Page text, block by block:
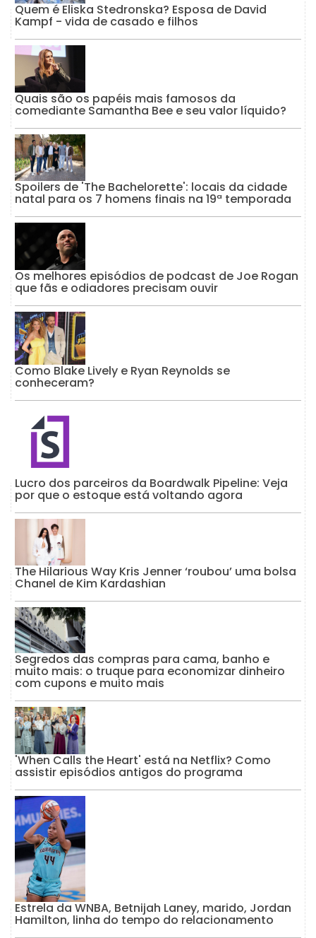
Quem é Eliska Stedronska? Esposa de David
Kampf - vida de casado e filhos
Quais são os papéis mais famosos da
comediante Samantha Bee e seu valor líquido?
Spoilers de 'The Bachelorette': locais da cidade
natal para os 7 homens finais na 19ª temporada
Os melhores episódios de podcast de Joe Rogan
que fãs e odiadores precisam ouvir
Como Blake Lively e Ryan Reynolds se
conheceram?
Lucro dos parceiros da Boardwalk Pipeline: Veja
por que o estoque está voltando agora
The Hilarious Way Kris Jenner ‘roubou’ uma bolsa
Chanel de Kim Kardashian
Segredos das compras para cama, banho e
muito mais: o truque para economizar dinheiro
com cupons e muito mais
'When Calls the Heart' está na Netflix? Como
assistir episódios antigos do programa
Estrela da WNBA, Betnijah Laney, marido, Jordan
Hamilton, linha do tempo do relacionamento